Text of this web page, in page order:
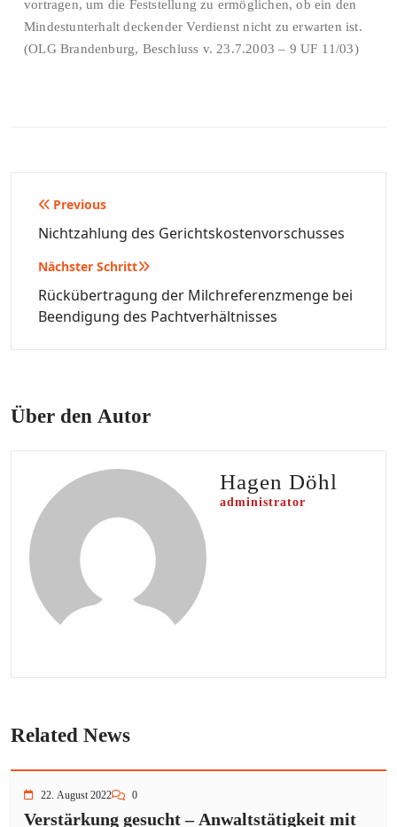
vortragen, um die Feststellung zu ermöglichen, ob ein den
Mindestunterhalt deckender Verdienst nicht zu erwarten ist.
(OLG Brandenburg, Beschluss v. 23.7.2003 – 9 UF 11/03)
Beitragsnavigation
Previous
Nichtzahlung des Gerichtskostenvorschusses
Nächster Schritt
Rückübertragung der Milchreferenzmenge bei
Beendigung des Pachtverhältnisses
Über den Autor
Hagen Döhl
administrator
Related News
22. August 2022 0
Verstärkung gesucht – Anwaltstätigkeit mit